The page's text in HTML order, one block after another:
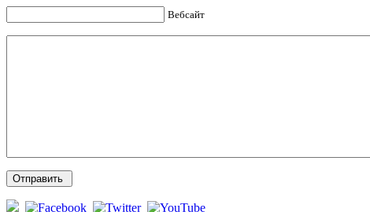
Вебсайт